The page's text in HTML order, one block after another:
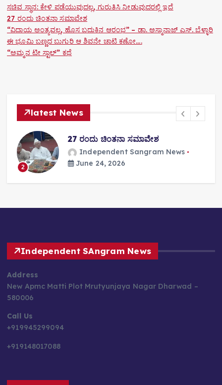
o
n
ಸಚಿವ ಸ್ಥಾನ: ಕೇಳಿ ಪಡೆಯುವುದಲ್ಲ, ಗುರುತಿಸಿ ನೀಡುವುದರಲ್ಲಿ ಇದೆ
27 ರಂದು ಚಿಂತನಾ ಸಮಾವೇಶ
“ವಿದಾಯ ಅಂತ್ಯವಲ್ಲ, ಹೊಸ ಬದುಕಿನ ಆರಂಭ” – ಡಾ. ಅಸ್ಮಾನಾಜ್ ಎಸ್. ಬೆಳ್ಳಾರಿ
ಈ ಭೂಮಿ ಬಣ್ಣದ ಬುಗುರಿ ಆ ಶಿವನೇ ಚಾಟಿ ಕಣೋ….
“ಅಮ್ಮನ ಟೀ ಸ್ಟಾಲ್” ಕಥೆ
latest News
2
27 ರಂದು ಚಿಂತನಾ ಸಮಾವೇಶ
Independent Sangram News
June 24, 2026
Independent SAngram News
Address
New Apmc Matti Plot Mrutyunjaya Nagar Dharwad –
580006
Call Us
+919945299094
+919148017088